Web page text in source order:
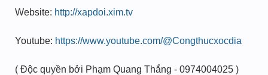
Website: http://xapdoi.xim.tv
Youtube: https://www.youtube.com/@Congthucxocdia
( Độc quyền bởi Phạm Quang Thắng - 0974004025 )